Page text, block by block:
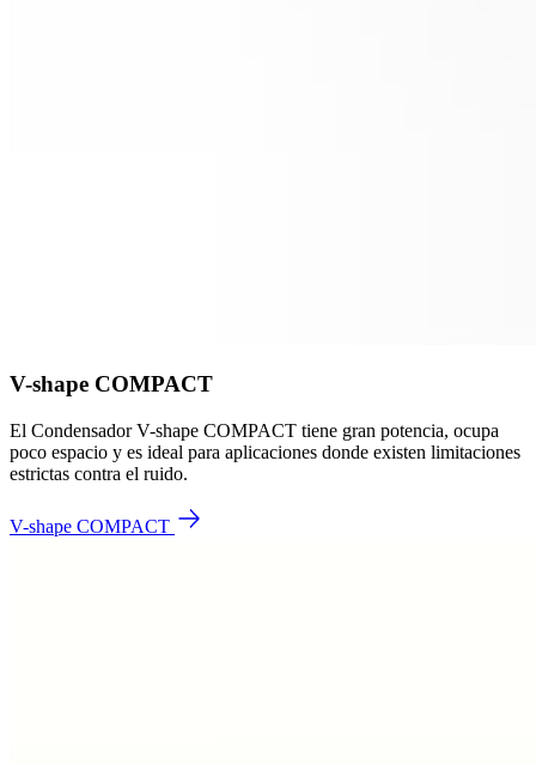
V-shape COMPACT
El Condensador V-shape COMPACT tiene gran potencia, ocupa
poco espacio y es ideal para aplicaciones donde existen limitaciones
estrictas contra el ruido.
V-shape COMPACT